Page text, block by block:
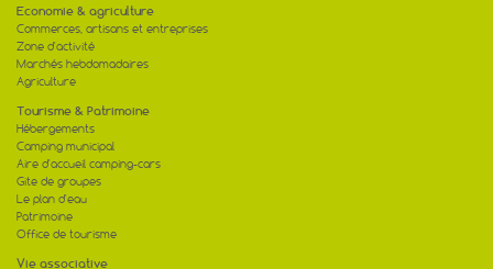
Economie & agriculture
Commerces, artisans et entreprises
Zone d'activité
Marchés hebdomadaires
Agriculture
Tourisme & Patrimoine
Hébergements
Camping municipal
Aire d'accueil camping-cars
Gite de groupes
Le plan d'eau
Patrimoine
Office de tourisme
Vie associative